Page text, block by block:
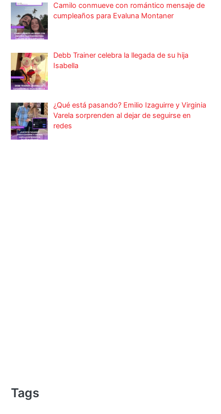
Camilo conmueve con romántico mensaje de
cumpleaños para Evaluna Montaner
Debb Trainer celebra la llegada de su hija
Isabella
¿Qué está pasando? Emilio Izaguirre y Virginia
Varela sorprenden al dejar de seguirse en
redes
Tags